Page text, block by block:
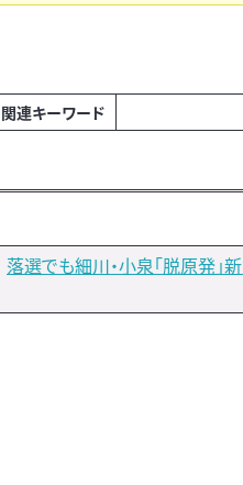
関連キーワード
落選でも細川・小泉「脱原発」